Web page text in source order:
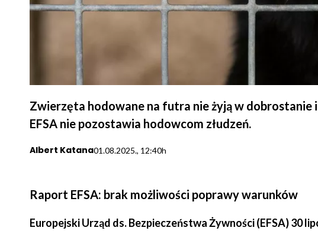
Zwierzęta hodowane na futra nie żyją w dobrostanie
EFSA nie pozostawia hodowcom złudzeń.
Albert Katana01.08.2025., 12:40h
Raport EFSA: brak możliwości poprawy warunków
Europejski Urząd ds. Bezpieczeństwa Żywności (EFSA) 30